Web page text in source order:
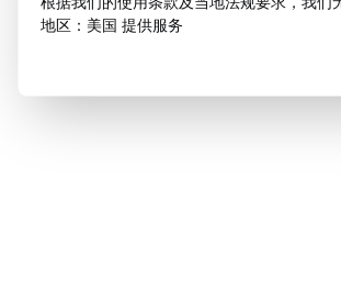
地区：美国 提供服务